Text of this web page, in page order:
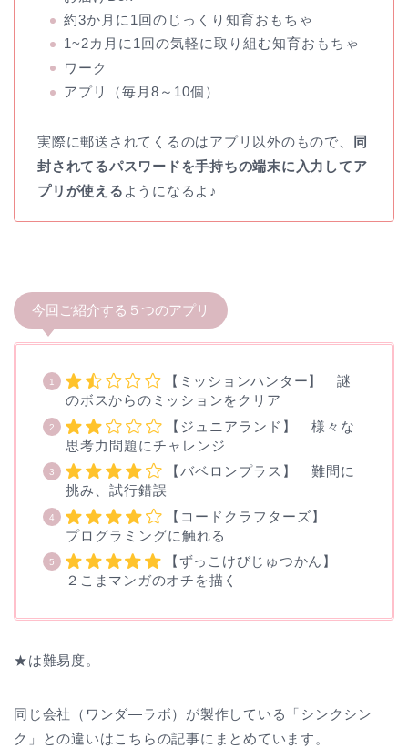
約3か月に1回のじっくり知育おもちゃ
1~2カ月に1回の気軽に取り組む知育おもちゃ
ワーク
アプリ（毎月8～10個）
実際に郵送されてくるのはアプリ以外のもので、
同
封されてるパスワードを手持ちの端末に入力してア
プリが使える ようになるよ♪
今回ご紹介する５つのアプリ
【ミッションハンター】 謎
のボスからのミッションをクリア
【ジュニアランド】 様々な
思考力問題にチャレンジ
【バベロンプラス】 難問に
挑み、試行錯誤
【コードクラフターズ】
プログラミングに触れる
【ずっこけびじゅつかん】
２こまマンガのオチを描く
★は難易度。
同じ会社（ワンダ―ラボ）が製作している「シンクシン
ク」との違いはこちらの記事にまとめています。